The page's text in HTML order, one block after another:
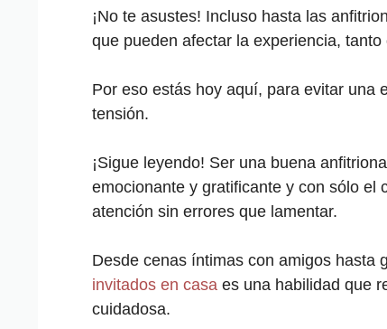
¡No te asustes! Incluso hasta las
que pueden afectar la experiencia,
Por eso estás hoy aquí, para evitar una
tensión.
¡Sigue leyendo! Ser una buena
emocionante y gratificante y con sólo el
atención sin errores que lamentar.
Desde cenas íntimas con amigos hasta
invitados en casa es una habilidad que
cuidadosa.